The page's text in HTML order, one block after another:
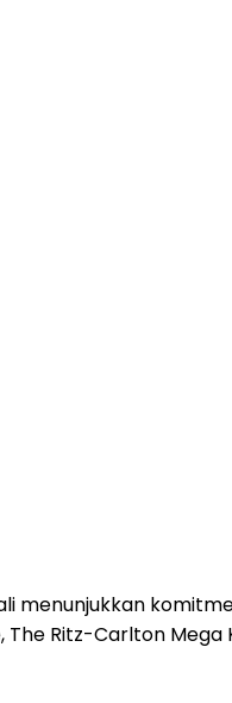
menunjukkan
The Ritz-Carlton Mega